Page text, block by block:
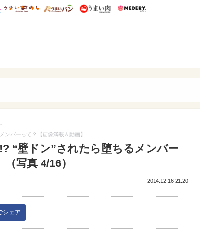
研 ディズニー特集
mimot. うまいめし うまいパン うまい肉
ンバーって？【画像満載＆動画】
“壁ドン”されたら堕ちるメンバー
写真 4/16）
2014.12.16 21:20
シェア